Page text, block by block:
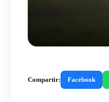
Compartir: Facebook